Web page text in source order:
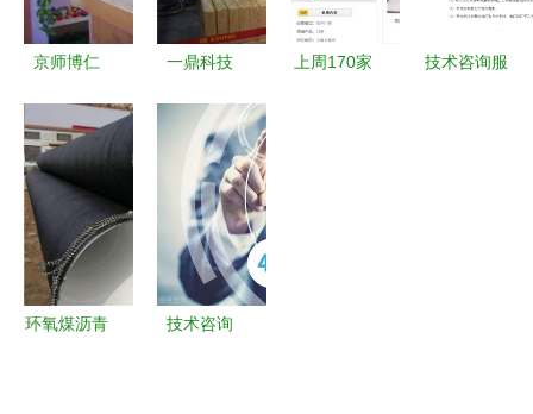
荡
京师博仁
心理咨询，
构筑心灵健
康的智慧桥
梁
一鼎科技
厂产品发布
会闪耀
2017陶瓷
工业展，引
领技术咨询
新风潮
上周170家
技术咨询服
环氧煤沥青
技术咨询